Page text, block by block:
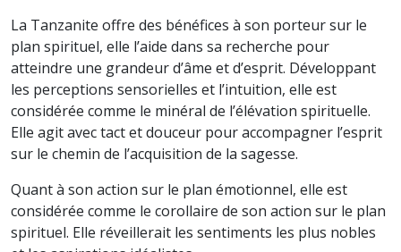
La Tanzanite offre des bénéfices à son porteur sur le
plan spirituel, elle l’aide dans sa recherche pour
atteindre une grandeur d’âme et d’esprit. Développant
les perceptions sensorielles et l’intuition, elle est
considérée comme le minéral de l’élévation spirituelle.
Elle agit avec tact et douceur pour accompagner l’esprit
sur le chemin de l’acquisition de la sagesse.
Quant à son action sur le plan émotionnel, elle est
considérée comme le corollaire de son action sur le plan
spirituel. Elle réveillerait les sentiments les plus nobles